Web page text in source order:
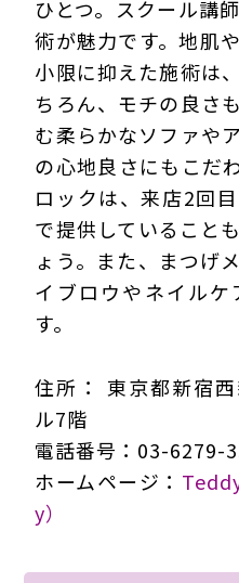
ひとつ。スクール講
術が魅力です。地肌
小限に抑えた施術は
ちろん、モチの良さ
む柔らかなソファや
の心地良さにもこだ
ロックは、来店2回
で提供していること
ょう。また、まつげ
イブロウやネイル
す。
住所： 東京都新宿
ル7階
電話番号：03-6279-
ホームページ：
y）